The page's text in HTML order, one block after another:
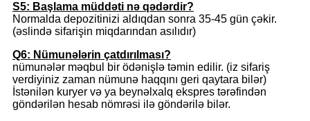
S5: Başlama müddəti nə qədərdir?
Normalda depozitinizi aldıqdan sonra 35-45 gün çəkir.
(əslində sifarişin miqdarından asılıdır)
Q6: Nümunələrin çatdırılması?
nümunələr məqbul bir ödənişlə təmin edilir. (iz sifariş
verdiyiniz zaman nümunə haqqını geri qaytara bilər)
İstənilən kuryer və ya beynəlxalq ekspres tərəfindən
göndərilən hesab nömrəsi ilə göndərilə bilər.